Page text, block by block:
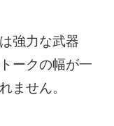
強力な武器
ークの幅が一
ません。